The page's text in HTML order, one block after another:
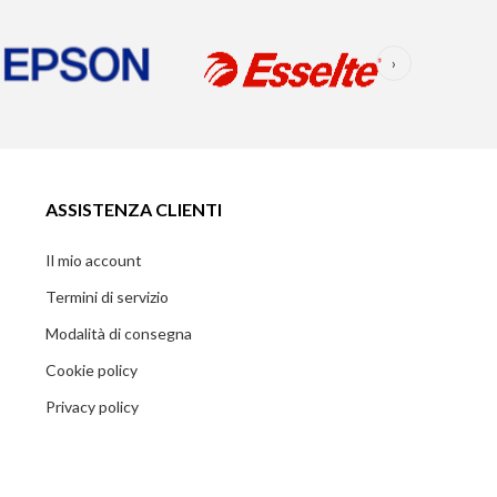
›
ASSISTENZA CLIENTI
Il mio account
Termini di servizio
Modalità di consegna
Cookie policy
Privacy policy